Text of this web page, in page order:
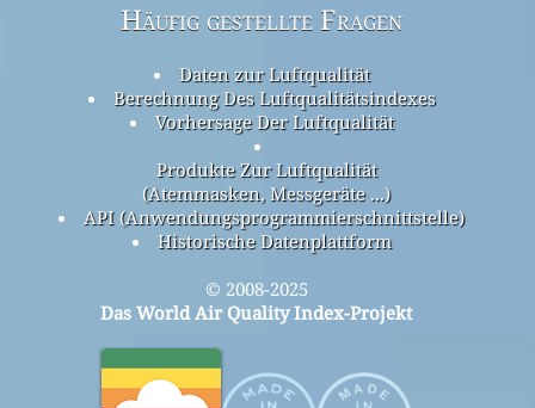
Häufig gestellte Fragen
Daten zur Luftqualität
Berechnung Des Luftqualitätsindexes
Vorhersage Der Luftqualität
Produkte Zur Luftqualität
(Atemmasken, Messgeräte ...)
API (Anwendungsprogrammierschnittstelle)
Historische Datenplattform
© 2008-2025
Das World Air Quality Index-Projekt